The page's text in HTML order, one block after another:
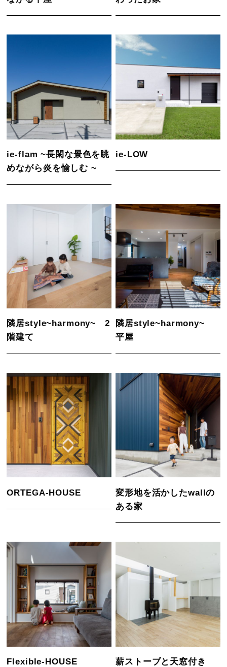
ie-flam ~長閑な景色を眺
めながら炎を愉しむ ~
ie-LOW
隣居style~harmony~ 2
階建て
隣居style~harmony~
平屋
ORTEGA-HOUSE
変形地を活かしたwallの
ある家
Flexible-HOUSE
薪ストーブと天窓付き